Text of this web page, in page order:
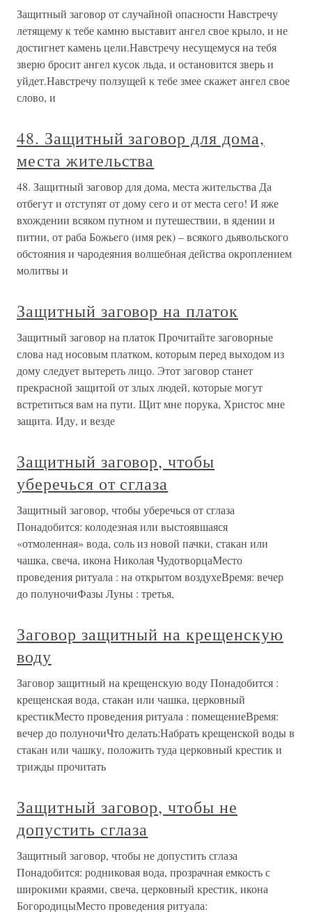
Защитный заговор от случайной опасности Навстречу
летящему к тебе камню выставит ангел свое крыло, и не
достигнет камень цели.Навстречу несущемуся на тебя
зверю бросит ангел кусок льда, и остановится зверь и
уйдет.Навстречу ползущей к тебе змее скажет ангел свое
слово, и
48. Защитный заговор для дома,
места жительства
48. Защитный заговор для дома, места жительства Да
отбегут и отступят от дому сего и от места сего! И яже
вхождении всяком путном и путешествии, в ядении и
питии, от раба Божьего (имя рек) – всякого дьявольского
обстояния и чародеяния волшебная действа окроплением
молитвы и
Защитный заговор на платок
Защитный заговор на платок Прочитайте заговорные
слова над носовым платком, которым перед выходом из
дому следует вытереть лицо. Этот заговор станет
прекрасной защитой от злых людей, которые могут
встретиться вам на пути. Щит мне порука, Христос мне
защита. Иду, и везде
Защитный заговор, чтобы
уберечься от сглаза
Защитный заговор, чтобы уберечься от сглаза
Понадобится: колодезная или выстоявшаяся
«отмоленная» вода, соль из новой пачки, стакан или
чашка, свеча, икона Николая ЧудотворцаМесто
проведения ритуала : на открытом воздухеВремя: вечер
до полуночиФазы Луны : третья,
Заговор защитный на крещенскую
воду
Заговор защитный на крещенскую воду Понадобится :
крещенская вода, стакан или чашка, церковный
крестикМесто проведения ритуала : помещениеВремя:
вечер до полуночиЧто делать:Набрать крещенской воды в
стакан или чашку, положить туда церковный крестик и
трижды прочитать
Защитный заговор, чтобы не
допустить сглаза
Защитный заговор, чтобы не допустить сглаза
Понадобится: родниковая вода, прозрачная емкость с
широкими краями, свеча, церковный крестик, икона
БогородицыМесто проведения ритуала: